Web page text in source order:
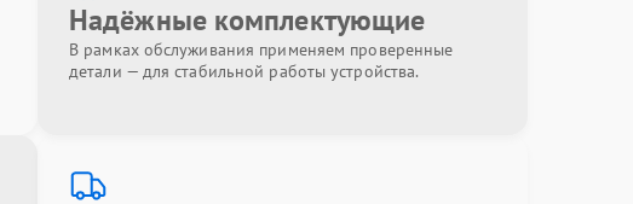
Надёжные комплектующие
В рамках обслуживания применяем проверенные
детали — для стабильной работы устройства.